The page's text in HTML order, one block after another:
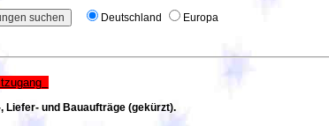
Deutschland Europa
Liefer- und Bauaufträge (gekürzt).